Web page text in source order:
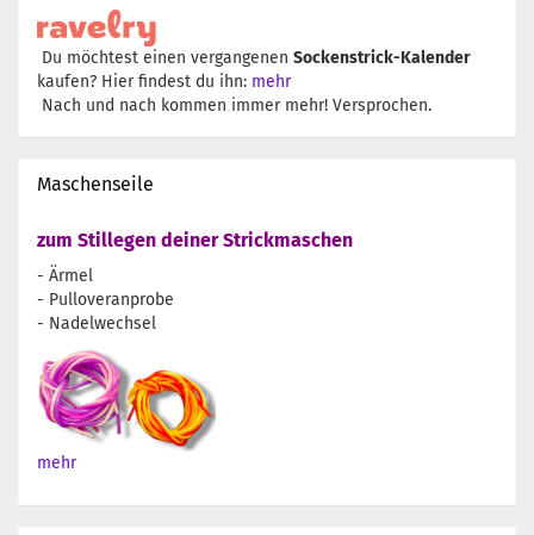
Du möchtest einen vergangenen Sockenstrick-Kalender
kaufen? Hier findest du ihn: mehr
Nach und nach kommen immer mehr! Versprochen.
Maschenseile
zum Stillegen deiner Strickmaschen
- Ärmel
- Pulloveranprobe
- Nadelwechsel
mehr